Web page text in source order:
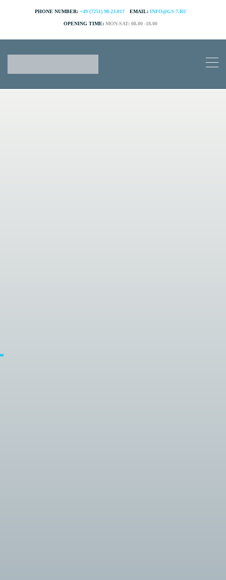
PHONE NUMBER: +49 (7251) 98-23-017 EMAIL: INFO@GS-7.RU
OPENING TIME: MON-SAT: 08.00 -18.00